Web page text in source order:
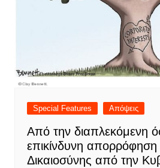
Special Features Απόψεις
Από την διαπλεκόμενη
επικίνδυνη απορρόφηση
Δικαιοσύνης από την